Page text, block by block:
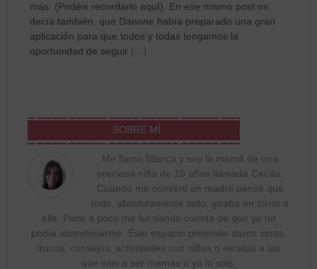
más. (Podéis recordarlo aquí). En ese mismo post os
decía también, que Danone había preparado una gran
aplicación para que todos y todas tengamos la
oportunidad de seguir […]
SOBRE MÍ
Me llamo Blanca y soy la mamá de una
preciosa niña de 10 años llamada Cecilia.
Cuando me converti en madre pensé que
todo, absolutamente todo, giraba en torno a
ella. Poco a poco me fuí dando cuenta de que yo no
podía abandonarme. Este espacio pretende daros ideas,
trucos, consejos, actividades con niños o recetas a las
que vais a ser mamás o ya lo sois.